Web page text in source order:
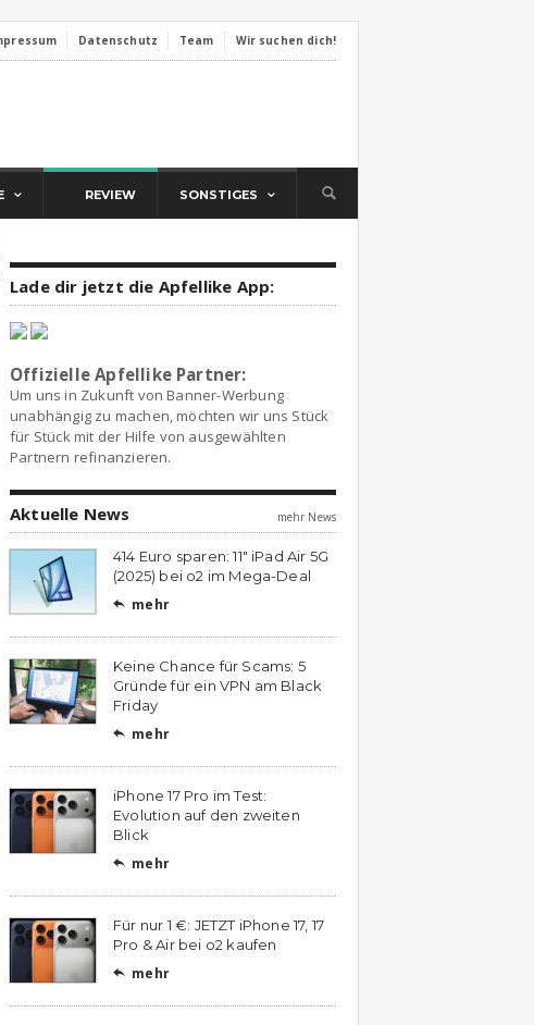
Datenschutz Team Wir suchen dich!
REVIEW SONSTIGES
Lade dir jetzt die Apfellike App:
Offizielle Apfellike Partner:
Um uns in Zukunft von Banner-Werbung
unabhängig zu machen, möchten wir uns Stück
für Stück mit der Hilfe von ausgewählten
Partnern refinanzieren.
Aktuelle News mehr News
414 Euro sparen: 11″ iPad Air 5G
(2025) bei o2 im Mega-Deal
 mehr
Keine Chance für Scams: 5
Gründe für ein VPN am Black
Friday
 mehr
iPhone 17 Pro im Test:
Evolution auf den zweiten
Blick
 mehr
Für nur 1 €: JETZT iPhone 17, 17
Pro & Air bei o2 kaufen
 mehr